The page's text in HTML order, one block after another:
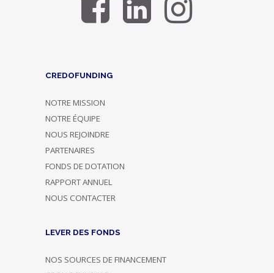
CREDOFUNDING
NOTRE MISSION
NOTRE ÉQUIPE
NOUS REJOINDRE
PARTENAIRES
FONDS DE DOTATION
RAPPORT ANNUEL
NOUS CONTACTER
LEVER DES FONDS
NOS SOURCES DE FINANCEMENT